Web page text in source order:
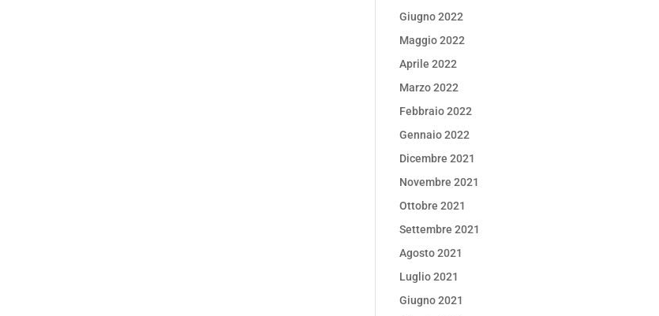
Giugno 2022
Maggio 2022
Aprile 2022
Marzo 2022
Febbraio 2022
Gennaio 2022
Dicembre 2021
Novembre 2021
Ottobre 2021
Settembre 2021
Agosto 2021
Luglio 2021
Giugno 2021